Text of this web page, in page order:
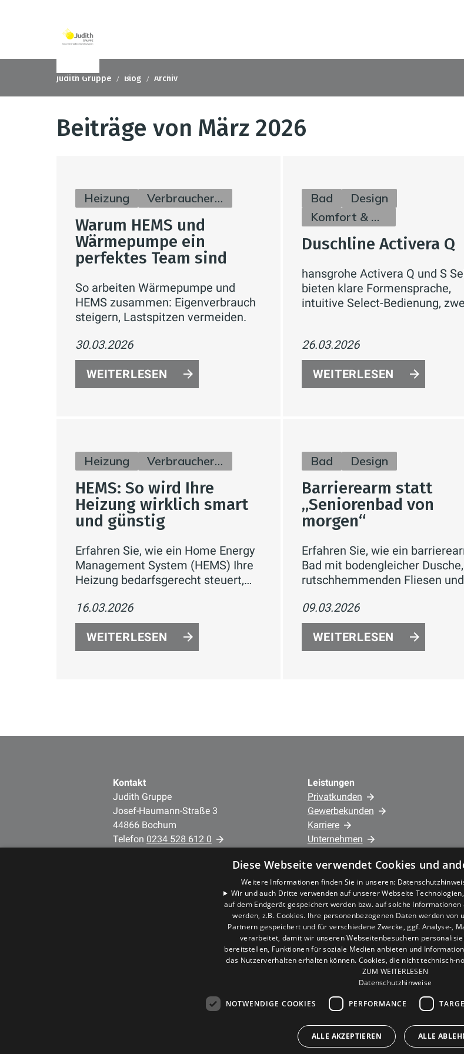
Judith Gruppe Blog Archiv
Beiträge von März 2026
Heizung Verbraucherinfos
Warum HEMS und
Wärmepumpe ein
perfektes Team sind
So arbeiten Wärmepumpe und
HEMS zusammen: Eigenverbrauch
steigern, Lastspitzen vermeiden.
30.03.2026
WEITERLESEN
Bad
Design
Komfort & Hygiene
Duschline Activera Q
hansgrohe Activera Q und S
bieten klare Formensprache,
intuitive Select-Bedienung,
energiegeladenes Duschen und
entspannte Auszeiten.
26.03.2026
WEITERLESEN
Heizung Verbraucherinfos
HEMS: So wird Ihre
Heizung wirklich smart
und günstig
Erfahren Sie, wie ein Home Energy
Management System (HEMS) Ihre
Heizung bedarfsgerecht steuert,
optimiert – automatisiert, vernetzt
und auf aktuelle Energiestandards
ausgelegt.
16.03.2026
WEITERLESEN
Bad Design
Barrierearm statt
„Seniorenbad von
morgen“
Erfahren Sie, wie ein
Bad mit bodengleicher Dusche,
rutschhemmenden Fliesen und
komfortabel und dennoch wie
Designbad wirkt.
09.03.2026
WEITERLESEN
Kontakt
Judith Gruppe
Josef-Haumann-Straße 3
44866 Bochum
Telefon 0234 528 612 0
Leistungen
Privatkunden
Gewerbekunden
Karriere
Unternehmen
Standorte
44866 Bochum Wattenscheid • Josef-
Haumann-Str. 3 – Hauptstandort
44879 Bochum • Nöckerstr. 39 - 41 –
Büro/Verwaltung
Diese Webseite verwendet Cookies und
Weitere Informationen finden Sie in unseren:
Wir und auch Dritte verwenden auf unserer Webseite
auf dem Endgerät gespeichert werden bzw. auf solche
werden, z.B. Cookies. Ihre personenbezogenen Daten werden von
Partnern gespeichert und für verschiedene Zwecke, ggf. Analyse-,
verarbeitet, damit wir unseren Webseitenbesuchern
bereitstellen, Funktionen für soziale Medien anbieten und
das Nutzerverhalten erhalten können. Cookies, die nicht technisch-
ZUM WEITERLESEN
Datenschutzhinweise
NOTWENDIGE COOKIES PERFORMANCE
ALLE AKZEPTIEREN ALLE